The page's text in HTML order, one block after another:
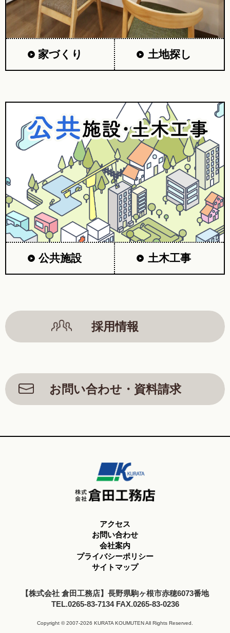
家づくり 土地探し
公共施設 土木工事
採用情報
お問い合わせ・資料請求
アクセス
お問い合わせ
会社案内
プライバシーポリシー
サイトマップ
【株式会社 倉田工務店】長野県駒ヶ根市赤穂6073番地
TEL.0265-83-7134 FAX.0265-83-0236
Copyright © 2007-2026 KURATA KOUMUTEN All Rights Reserved.